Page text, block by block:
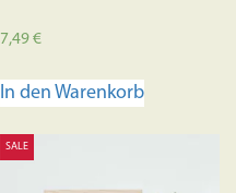
7,49€
In den Warenkorb
SALE